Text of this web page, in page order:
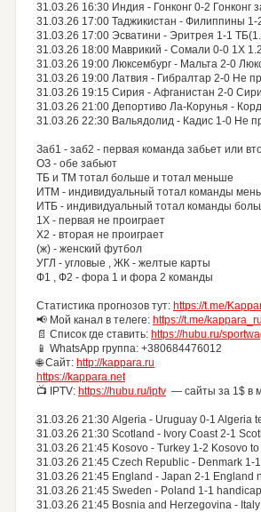
31.03.26 16:30 Индия - Гонконг 0-2 Гонконг
31.03.26 17:00 Таджикистан - Филиппины 1-
31.03.26 17:00 Эсватини - Эритрея 1-1
31.03.26 18:00 Маврикий - Сомали 0-0 1X
31.03.26 19:00 Люксембург - Мальта 2-0
31.03.26 19:00 Латвия - Гибралтар 2-0 Не
31.03.26 19:15 Сирия - Афганистан 2-0
31.03.26 21:00 Депортиво Ла-Корунья -
31.03.26 22:30 Вальядолид - Кадис 1-0 Не
Заб1 - заб2 - первая команда забьет или
ОЗ - обе забьют
ТБ и ТМ тотал больше и тотал меньше
ИТМ - индивидуальный тотал команды
ИТБ - индивидуальный тотал команды
1Х - первая не проиграет
Х2 - вторая не проиграет
(ж) - женский футбол
УГЛ - угловые , ЖК - желтые карты
Ф1 , Ф2 - фора 1 и фора 2 команды
Статистика прогнозов тут: https://t.me/
📢 Мой канал в телеге: https://t.me/kappara_ru
📄 Список где ставить: https://hubu.ru/
📱 WhatsApp группа: +380684476012
🌐 Сайт: http://kappara.ru
https://kappara.net
📺 IPTV: https://hubu.ru/iptv — сайты за 1$ в
31.03.26 21:30 Algeria - Uruguay 0-1 Algeria
31.03.26 21:30 Scotland - Ivory Coast 2-1
31.03.26 21:45 Kosovo - Turkey 1-2 Kosovo
31.03.26 21:45 Czech Republic - Denmark 1-
31.03.26 21:45 England - Japan 2-1 England
31.03.26 21:45 Sweden - Poland 1-1
31.03.26 21:45 Bosnia and Herzegovina -